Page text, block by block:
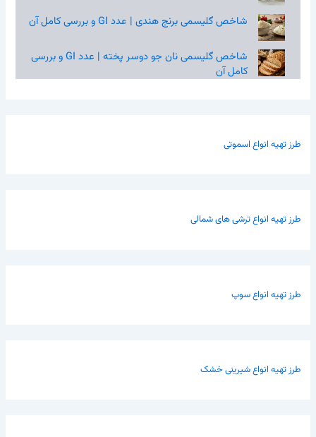
شاخص گلیسمی برنج هندی | عدد GI و بررسی کامل آن
شاخص گلیسمی نان جو دوسر پخته | عدد GI و بررسی
کامل آن
طرز تهیه انواع اسموتی
طرز تهیه انواع ترشی های شمالی
طرز تهیه انواع سوپ
طرز تهیه انواع شیرینی خشک